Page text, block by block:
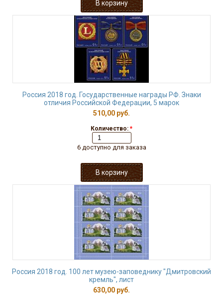
Россия 2018 год. Государственные награды РФ. Знаки
отличия Российской Федерации, 5 марок
510,00 руб.
Количество: *
6 доступно для заказа
Россия 2018 год. 100 лет музею-заповеднику "Дмитровский
кремль", лист
630,00 руб.